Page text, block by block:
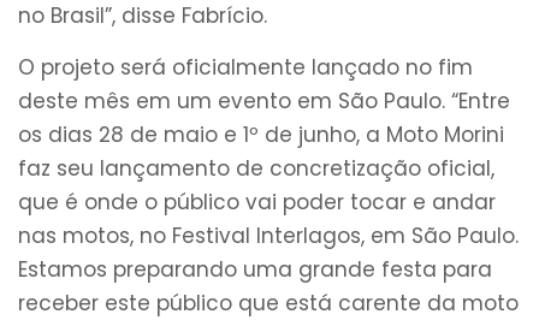
no Brasil”, disse Fabrício.
O projeto será oficialmente lançado no fim
deste mês em um evento em São Paulo. “Entre
os dias 28 de maio e 1º de junho, a Moto Morini
faz seu lançamento de concretização oficial,
que é onde o público vai poder tocar e andar
nas motos, no Festival Interlagos, em São Paulo.
Estamos preparando uma grande festa para
receber este público que está carente da moto